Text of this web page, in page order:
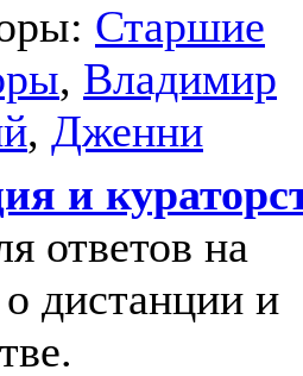
Старшие
, Владимир
, Дженни
и
ответов на
дистанции и